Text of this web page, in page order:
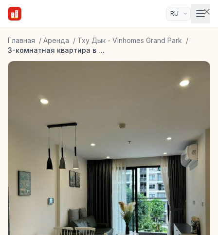
Главная / Аренда / Тху Дык - Vinhomes Grand Park /
3-комнатная квартира в ЖК Vinhomes Grand Park